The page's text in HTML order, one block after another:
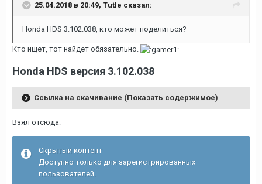
25.04.2018 в 20:49, Tutle сказал:
Honda HDS 3.102.038, кто может поделиться?
Кто ищет, тот найдет обязательно.
Honda HDS версия 3.102.038
Ссылка на скачивание (Показать содержимое)
Взял отсюда:
Скрытый контент
Доступно только для зарегистрированных
пользователей.